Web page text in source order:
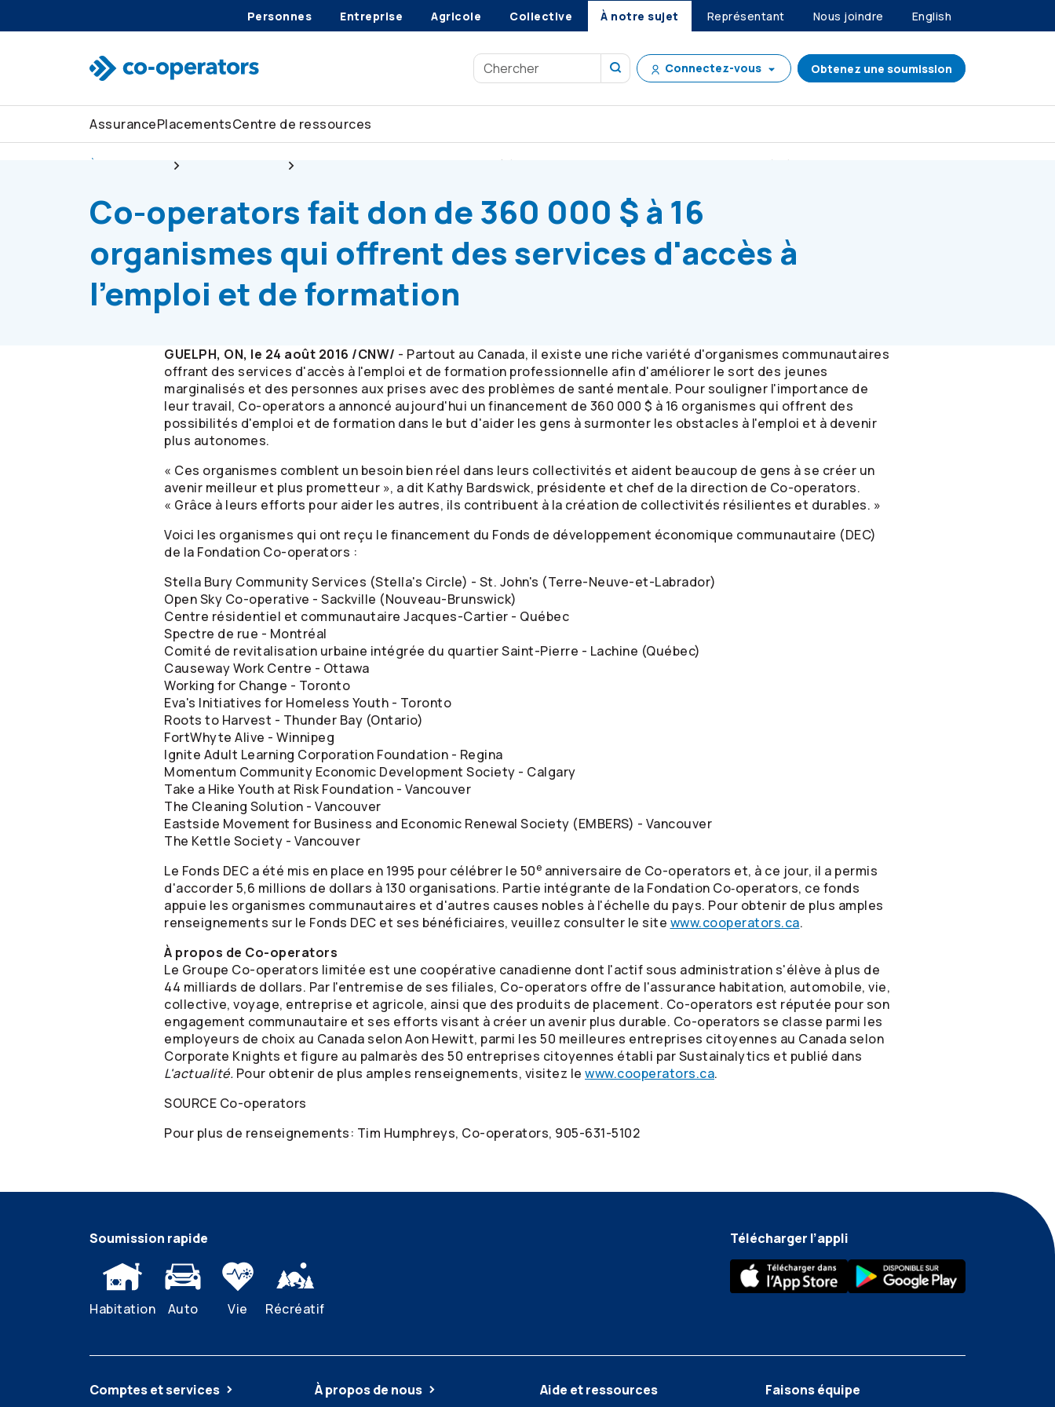
Personnes Entreprise Agricole Collective À notre sujet Représentant Nous joindre English
Connectez-vous Obtenez une soumission
AssurancePlacementsCentre de ressources
À notre sujet fait don de 360 000 $ à 16 organismes qui offrent des services d'accès à l'emploi et de formation
Co-operators fait don de 360 000 $ à 16
organismes qui offrent des services d'accès à
l'emploi et de formation
GUELPH, ON, le 24 août 2016 /CNW/ - Partout au Canada, il existe une riche variété d'organismes communautaires
offrant des services d'accès à l'emploi et de formation professionnelle afin d'améliorer le sort des jeunes
marginalisés et des personnes aux prises avec des problèmes de santé mentale. Pour souligner l'importance de
leur travail, Co-operators a annoncé aujourd'hui un financement de 360 000 $ à 16 organismes qui offrent des
possibilités d'emploi et de formation dans le but d'aider les gens à surmonter les obstacles à l'emploi et à devenir
plus autonomes.
« Ces organismes comblent un besoin bien réel dans leurs collectivités et aident beaucoup de gens à se créer un
avenir meilleur et plus prometteur », a dit Kathy Bardswick, présidente et chef de la direction de Co-operators.
« Grâce à leurs efforts pour aider les autres, ils contribuent à la création de collectivités résilientes et durables. »
Voici les organismes qui ont reçu le financement du Fonds de développement économique communautaire (DEC)
de la Fondation Co-operators :
Stella Bury Community Services (Stella's Circle) - St. John's (Terre-Neuve-et-Labrador)
Open Sky Co-operative - Sackville (Nouveau-Brunswick)
Centre résidentiel et communautaire Jacques-Cartier - Québec
Spectre de rue - Montréal
Comité de revitalisation urbaine intégrée du quartier Saint-Pierre - Lachine (Québec)
Causeway Work Centre - Ottawa
Working for Change - Toronto
Eva's Initiatives for Homeless Youth - Toronto
Roots to Harvest - Thunder Bay (Ontario)
FortWhyte Alive - Winnipeg
Ignite Adult Learning Corporation Foundation - Regina
Momentum Community Economic Development Society - Calgary
Take a Hike Youth at Risk Foundation - Vancouver
The Cleaning Solution - Vancouver
Eastside Movement for Business and Economic Renewal Society (EMBERS) - Vancouver
The Kettle Society - Vancouver
Le Fonds DEC a été mis en place en 1995 pour célébrer le 50e anniversaire de Co-operators et, à ce jour, il a permis
d'accorder 5,6 millions de dollars à 130 organisations. Partie intégrante de la Fondation Co‑operators, ce fonds
appuie les organismes communautaires et d'autres causes nobles à l'échelle du pays. Pour obtenir de plus amples
renseignements sur le Fonds DEC et ses bénéficiaires, veuillez consulter le site www.cooperators.ca.
À propos de Co-operators
Le Groupe Co-operators limitée est une coopérative canadienne dont l'actif sous administration s'élève à plus de
44 milliards de dollars. Par l'entremise de ses filiales, Co-operators offre de l'assurance habitation, automobile, vie,
collective, voyage, entreprise et agricole, ainsi que des produits de placement. Co-operators est réputée pour son
engagement communautaire et ses efforts visant à créer un avenir plus durable. Co-operators se classe parmi les
employeurs de choix au Canada selon Aon Hewitt, parmi les 50 meilleures entreprises citoyennes au Canada selon
Corporate Knights et figure au palmarès des 50 entreprises citoyennes établi par Sustainalytics et publié dans
L'actualité. Pour obtenir de plus amples renseignements, visitez le www.cooperators.ca.
SOURCE Co-operators
Pour plus de renseignements: Tim Humphreys, Co-operators, 905-631-5102
Soumission rapide
Habitation Auto Vie Récréatif
Télécharger l’appli
Comptes et services À propos de nous Aide et ressources Faisons équipe